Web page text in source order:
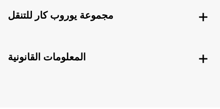
مجموعة يوروب كار للتنقل
المعلومات القانونية